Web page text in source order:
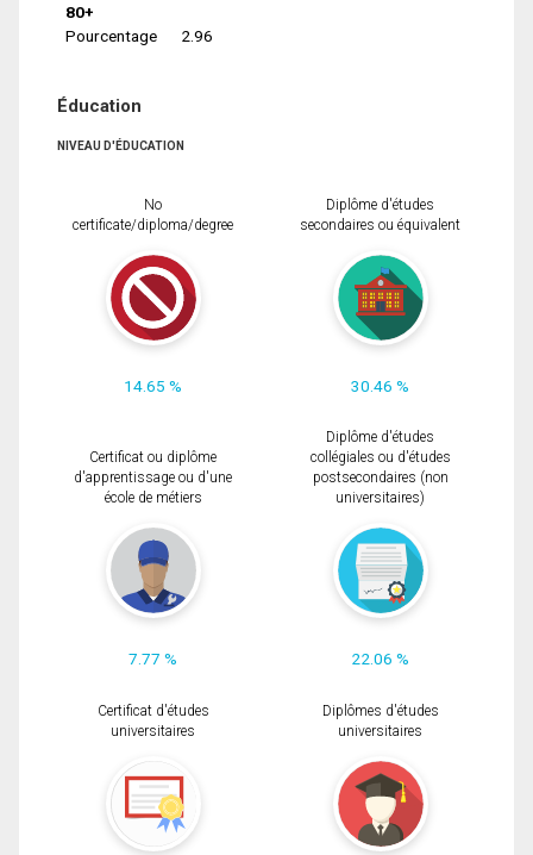
80+
Pourcentage
2.96
Éducation
NIVEAU D'ÉDUCATION
No
certificate/diploma/degree
14.65 %
Diplôme d'études
secondaires ou équivalent
30.46 %
Certificat ou diplôme
d'apprentissage ou d'une
école de métiers
7.77 %
Diplôme d'études
collégiales ou d'études
postsecondaires (non
universitaires)
22.06 %
Certificat d'études
universitaires
Diplômes d'études
universitaires